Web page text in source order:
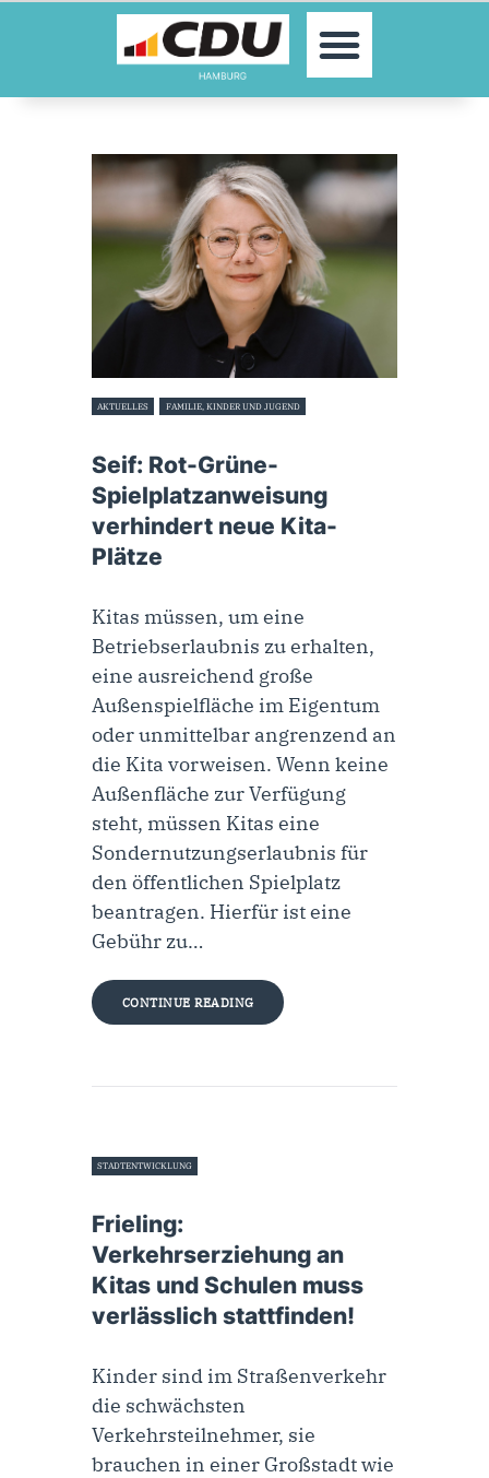
MOIN!
AKTUELLES
PARLAMENTE
KONTAKT
SPENDEN
MITGLIED WERDEN!
AKTUELLES FAMILIE, KINDER UND JUGEND
Seif: Rot-Grüne-
Spielplatzanweisung
verhindert neue Kita-
Plätze
Kitas müssen, um eine
Betriebserlaubnis zu erhalten,
eine ausreichend große
Außenspielfläche im Eigentum
oder unmittelbar angrenzend an
die Kita vorweisen. Wenn keine
Außenfläche zur Verfügung
steht, müssen Kitas eine
Sondernutzungserlaubnis für
den öffentlichen Spielplatz
beantragen. Hierfür ist eine
Gebühr zu…
CONTINUE READING
STADTENTWICKLUNG
Frieling:
Verkehrserziehung an
Kitas und Schulen muss
verlässlich stattfinden!
Kinder sind im Straßenverkehr
die schwächsten
Verkehrsteilnehmer, sie
brauchen in einer Großstadt wie